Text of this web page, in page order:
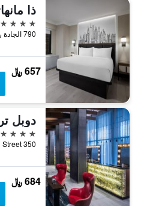
4 نجوم
657 ﷼
4 نجوم
684 ﷼